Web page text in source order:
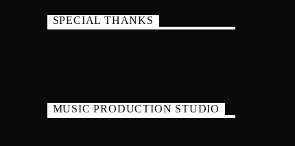
SPECIAL THANKS
MUSIC PRODUCTION STUDIO